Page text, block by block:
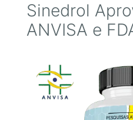
Sinedrol
ANVISA e